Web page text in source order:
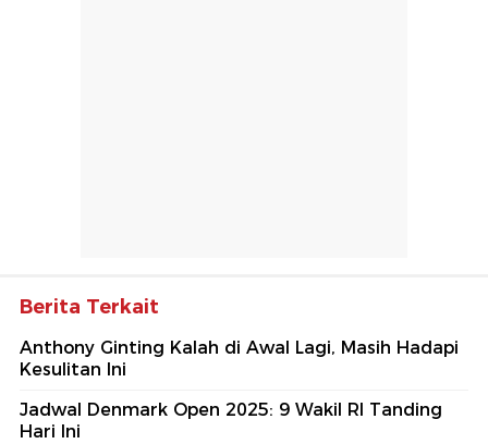
Berita Terkait
Anthony Ginting Kalah di Awal Lagi, Masih Hadapi
Kesulitan Ini
Jadwal Denmark Open 2025: 9 Wakil RI Tanding
Hari Ini